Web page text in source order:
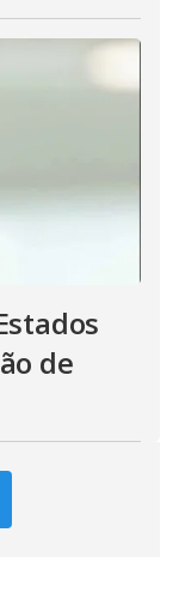
de